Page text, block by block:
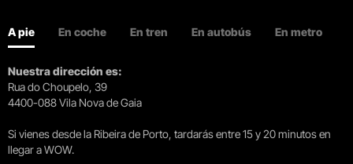
A pie En coche En tren En autobús En metro
Nuestra dirección es:
Rua do Choupelo, 39
4400-088 Vila Nova de Gaia
Si vienes desde la Ribeira de Porto, tardarás entre 15 y 20 minutos en
llegar a WOW.